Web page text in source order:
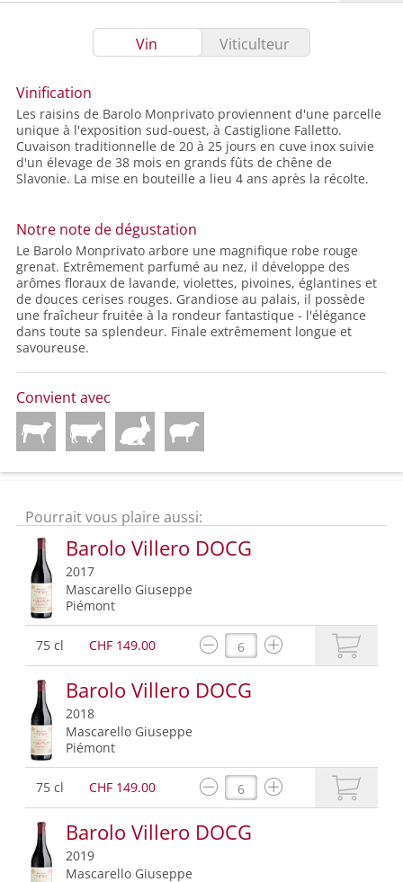
Vin Viticulteur
Vinification
Les raisins de Barolo Monprivato proviennent d'une parcelle
unique à l'exposition sud-ouest, à Castiglione Falletto.
Cuvaison traditionnelle de 20 à 25 jours en cuve inox suivie
d'un élevage de 38 mois en grands fûts de chêne de
Slavonie. La mise en bouteille a lieu 4 ans après la récolte.
Notre note de dégustation
Le Barolo Monprivato arbore une magnifique robe rouge
grenat. Extrêmement parfumé au nez, il développe des
arômes floraux de lavande, violettes, pivoines, églantines et
de douces cerises rouges. Grandiose au palais, il possède
une fraîcheur fruitée à la rondeur fantastique - l'élégance
dans toute sa splendeur. Finale extrêmement longue et
savoureuse.
Convient avec
Pourrait vous plaire aussi:
Barolo Villero DOCG
2017
Mascarello Giuseppe
Piémont
75 cl CHF 149.00
Barolo Villero DOCG
2018
Mascarello Giuseppe
Piémont
75 cl CHF 149.00
Barolo Villero DOCG
2019
Mascarello Giuseppe